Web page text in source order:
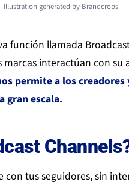
Illustration generated by Brandcrops
función llamada
interactúan con su
permite a los
gran escala.
tus seguidores, sin